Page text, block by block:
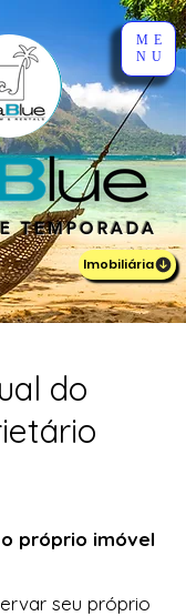
TEMPORADA
Imobiliária
ME
NU
do
próprio imóvel
seu próprio